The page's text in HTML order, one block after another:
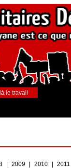
le travail
2009 2010 2011